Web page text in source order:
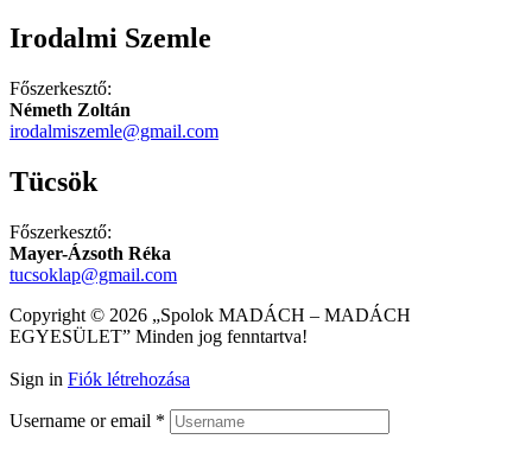
Irodalmi Szemle
Főszerkesztő:
Németh Zoltán
irodalmiszemle@gmail.com
Tücsök
Főszerkesztő:
Mayer-Ázsoth Réka
tucsoklap@gmail.com
Copyright © 2026 „Spolok MADÁCH – MADÁCH
EGYESÜLET” Minden jog fenntartva!
Sign in Fiók létrehozása
Username or email *